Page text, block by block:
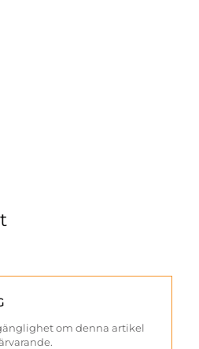
om denna artikel